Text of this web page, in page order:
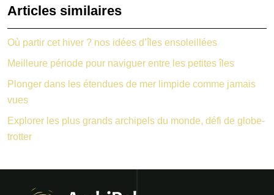
Articles similaires
Où partir cet hiver ? nos idées d’îles ensoleillées
Meilleure période pour naviguer entre les petites îles
Plonger dans les étendues de mer limpide comme jamais
vues
Explorer les plus grands archipels du monde, défi de globe-
trotter